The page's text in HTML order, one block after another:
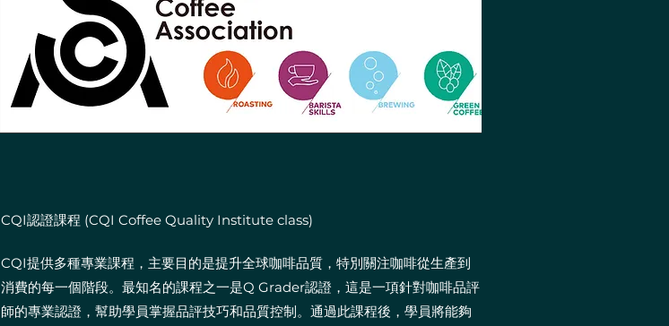
CQI認證課程 (CQI Coffee Quality Institute class)
CQI提供多種專業課程，主要目的是提升全球咖啡品質，特別關注咖啡從生產到
消費的每一個階段。最知名的課程之一是Q Grader認證，這是一項針對咖啡品評
師的專業認證，幫助學員掌握品評技巧和品質控制。通過此課程後，學員將能夠